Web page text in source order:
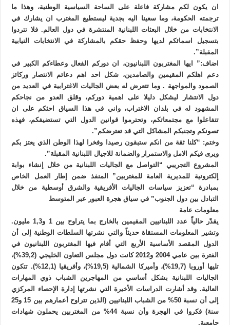
ان يكون لكم مشاركة فاعلة على الساحة السياسية الوطنية، وهذا ما
ترجمته الحكومة، وما سعينا اليه بجدية ليستطيع المغترب ان يشارك في
الانتخابات من خلال البعثات اللبنانية المنتشرة في دول العالم. فلا تتردوا
بتسجيل اسمائكم لديها وحفظ حقكم بالمشاركة في الانتخابات النيابية
المقبلة”.
اضاف:” ايها المغتربون اللبنانيون، ان دوركم الفعال وعطاءكم الكبير في
دعم اهلكم المقيمين والصامدين، شكل احد اهم دعائم الانتصار وركائز
الصمود والمواجهة . وما تتعرض له بعض الجاليات الاغترابية في العديد من
دول الانتشار ليشكل دليلا على اهمية دوركم، وقلق العدو من نجاحكم
المشهود له في بلدان الاغتراب، واني في هذا السياق احثكم على ان
تتفاعلوا مع مجتمعاتكم، وتحترموا قوانين الدول التي تستضيفكم، فهذه
تصونكم وتجنبكم المشاكل التي قد تعترضكم”.
وختم: “كلنا ثقة من انكم ستبقون رصيدا وفخرا لهذا الوطن الذي يعتز بكم
ويرى فيكم الامل والاستمرار والضمانة للاجيال اللبنانية المقبلة”.
المشروع التجريبي “التواصل مع الجاليات اللبنانية من خلال إنشاء بوابة
إلكترونية للمديرية العامة للمغتربين” المنفذ ضمن إطار العمل الخاص
بمبادرة “تعزيز سياسات الجاليات الأفريقية والشرق أوسطية من خلال
التبادل بين دول الجنوب” في سياق هجرة العبور عبر المتوسط
معلومات عامة
يقدّر حالياً عدد اللبنانيين المقيمين بالخارج بما يتراوح بين 1 و1,3 مليون.
وتشير المعلومات المستقاة حديثاً والتي نشرتها السلطات الوطنية إلى أن
الدول المقصد الأساسية الأربع التي أقام فيها المغتربون اللبنانيون في
الفترة بين عامي 2004 و2012 كانت دول مجلس التعاون الخليجي (39,2%)،
تليها أوروبا (19,7%)، وأميركا الشمالية (19,5%)، وأفريقيا (12,1%). تتكون
الجاليات اللبنانية بشكل أساسي من المهاجرين الشباب ذوي المهارات
العالية. وقد أشارت الدراسات الأخيرة التي نشرتها إدارة الإحصاء المركزي
إلى أن نسبة 50% من الشباب اللبنانيين (الذين تتراوح أعمارهم بين 15 و25
سنة) فكروا في الهجرة وأن نسبة 44% من المغتربين يحملون شهادات
جامعية.